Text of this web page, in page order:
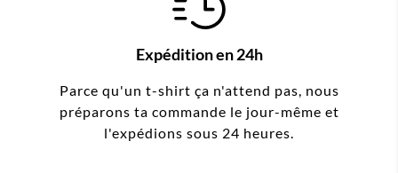
Expédition en 24h
Parce qu'un t-shirt ça n'attend pas, nous
préparons ta commande le jour-même et
l'expédions sous 24 heures.